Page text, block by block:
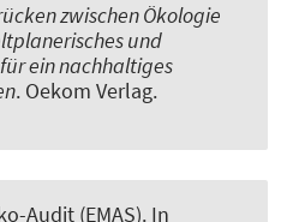
zwischen Ökologie
und
ein nachhaltiges
. Oekom Verlag.
Audit (EMAS). In